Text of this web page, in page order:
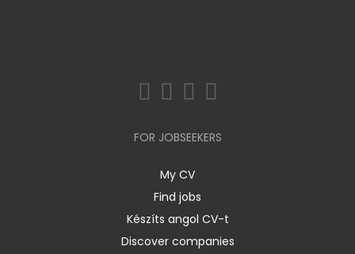
FOR JOBSEEKERS
My CV
Find jobs
Készíts angol CV-t
Discover companies